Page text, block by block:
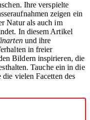
Ihre verspielte
zeigen ein
Natur als auch im
In diesem Artikel
und ihre
in freier
Bildern inspirieren, die
Tauche ein in die
vielen Facetten des